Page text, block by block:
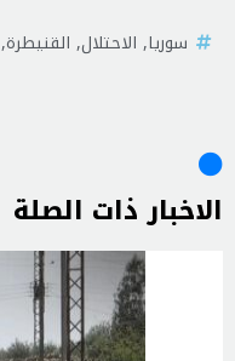
سوريا, الاحتلال, القنيطرة,
الاخبار ذات الصلة